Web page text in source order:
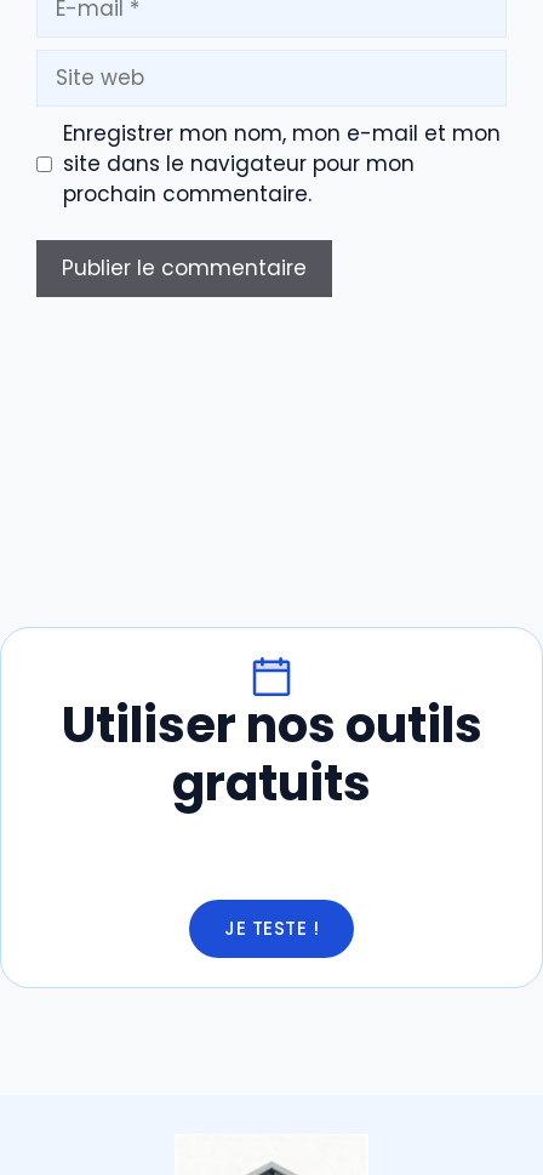
mail
Site
web
Enregistrer mon nom, mon e-mail et mon
site dans le navigateur pour mon
prochain commentaire.
Utiliser nos outils
gratuits
JE TESTE !